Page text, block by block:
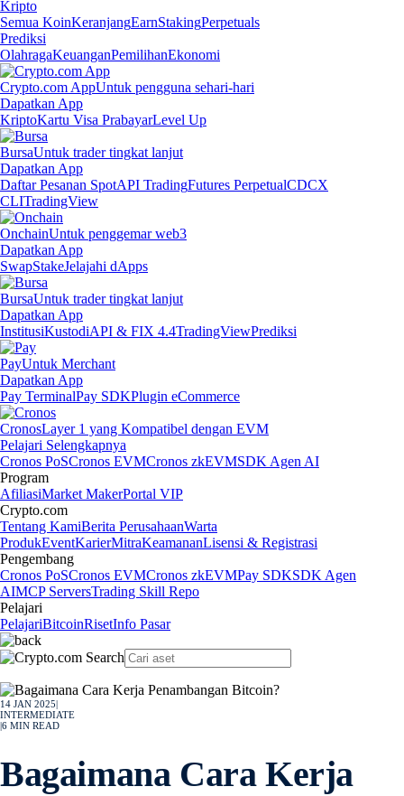
Kripto
Semua KoinKeranjangEarnStakingPerpetuals
Prediksi
OlahragaKeuanganPemilihanEkonomi
Crypto.com AppUntuk pengguna sehari-hari
Dapatkan App
KriptoKartu Visa PrabayarLevel Up
BursaUntuk trader tingkat lanjut
Dapatkan App
Daftar Pesanan SpotAPI TradingFutures PerpetualCDCX
CLITradingView
OnchainUntuk penggemar web3
Dapatkan App
SwapStakeJelajahi dApps
BursaUntuk trader tingkat lanjut
Dapatkan App
InstitusiKustodiAPI & FIX 4.4TradingViewPrediksi
PayUntuk Merchant
Dapatkan App
Pay TerminalPay SDKPlugin eCommerce
CronosLayer 1 yang Kompatibel dengan EVM
Pelajari Selengkapnya
Cronos PoSCronos EVMCronos zkEVMSDK Agen AI
Program
AfiliasiMarket MakerPortal VIP
Crypto.com
Tentang KamiBerita PerusahaanWarta
ProdukEventKarierMitraKeamananLisensi & Registrasi
Pengembang
Cronos PoSCronos EVMCronos zkEVMPay SDKSDK Agen
AIMCP ServersTrading Skill Repo
Pelajari
PelajariBitcoinRisetInfo Pasar
14 JAN 2025
INTERMEDIATE
6 MIN READ
Bagaimana Cara Kerja